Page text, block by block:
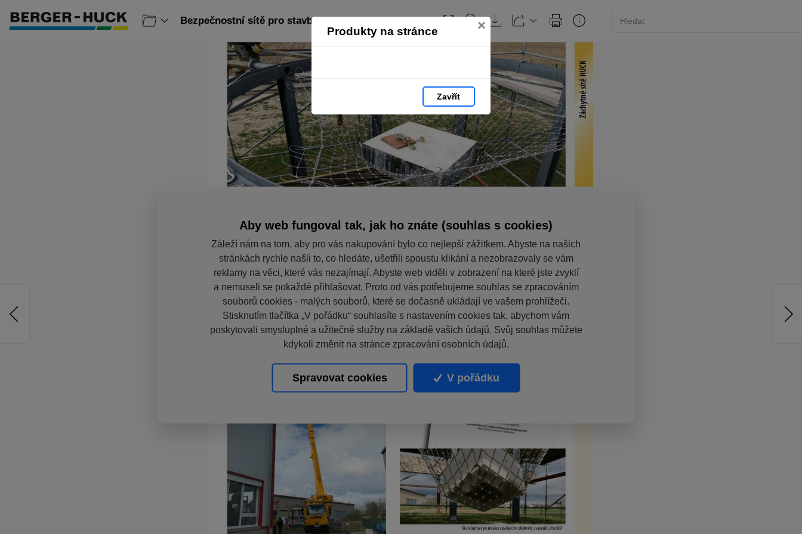
Produkty na stránce ×
Zavřít
Bezpečnostní sítě pro stavby: strana 55
Aby web fungoval tak, jak ho znáte (souhlas s cookies)
Záleží nám na tom, aby pro vás nakupování bylo co nejlepší zážitkem. Abyste na našich
stránkách rychle našli to, co hledáte, ušetřili spoustu klikání a nezobrazovaly se vám
reklamy na věci, které vás nezajímají. Abyste web viděli v zobrazení na které jste zvyklí
a nemuseli se pokaždé přihlašovat. Proto od vás potřebujeme souhlas se zpracováním
souborů cookies - malých souborů, které se dočasně ukládají ve vašem prohlížeči.
Stisknutím tlačítka „V pořádku“ souhlasíte s nastavením cookies tak, abychom vám
poskytovali smysluplné a užitečné služby na základě vašich údajů. Svůj souhlas můžete
kdykoli změnit na stránce zpracování osobních údajů.
Spravovat cookies V pořádku